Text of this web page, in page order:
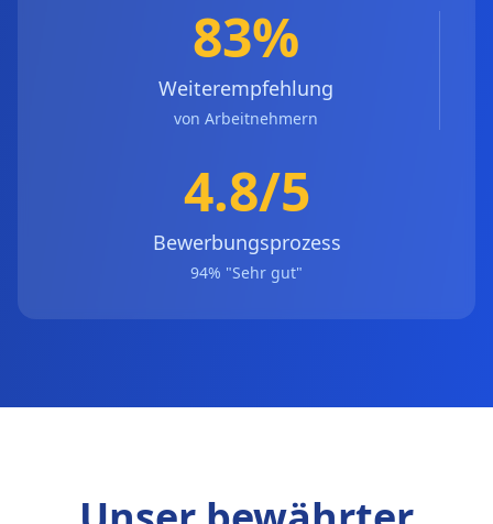
83%
Weiterempfehlung
von Arbeitnehmern
4.8/5
Bewerbungsprozess
94% "Sehr gut"